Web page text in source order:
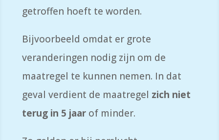
getroffen hoeft te worden.
Bijvoorbeeld omdat er grote
veranderingen nodig zijn om de
maatregel te kunnen nemen. In dat
geval verdient de maatregel zich niet
terug in 5 jaarof minder.